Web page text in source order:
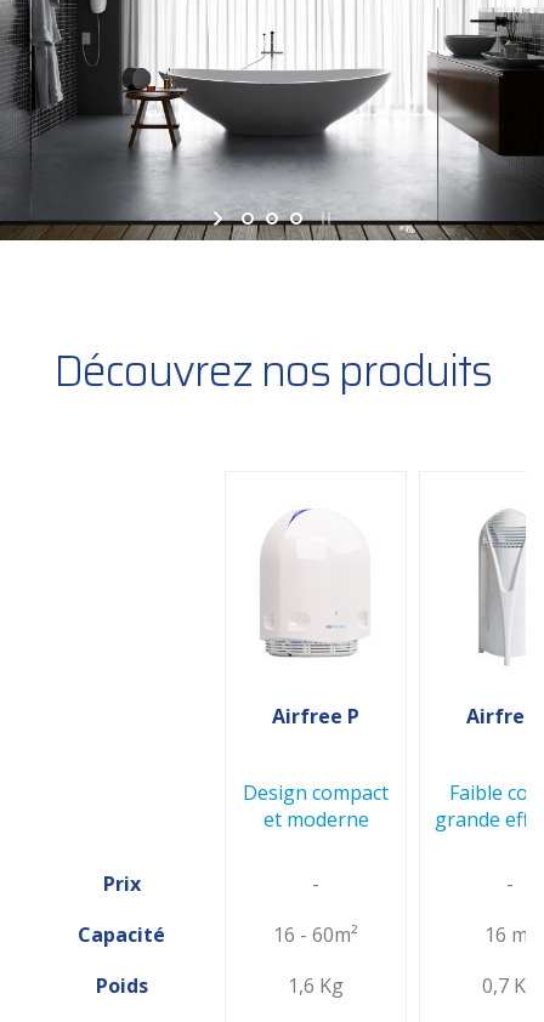
Découvrez nos produits
Airfree P Airfree
Design compact
et moderne
Faible
grande
Prix -
-
Capacité
16 - 60m²
16 m²
Poids
1,6 Kg
0,7 Kg